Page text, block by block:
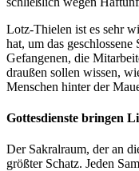
Lotz-Thielen ist es sehr
hat, um das
Gefangenen, die
draußen sollen wissen,
Menschen hinter der
Gottesdienste bringen
Der Sakralraum, der an
größter Schatz. Jeden